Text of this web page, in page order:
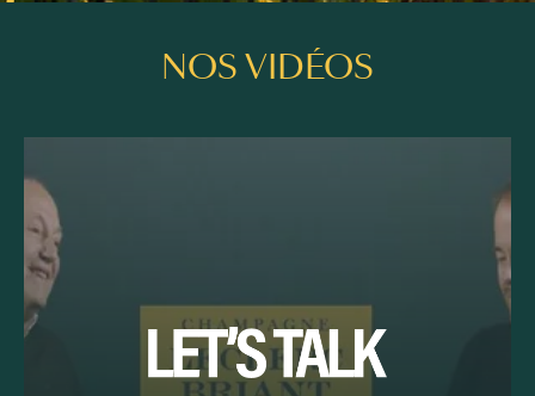
NOS VIDÉOS